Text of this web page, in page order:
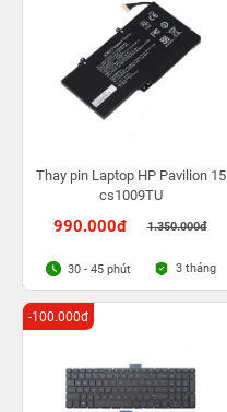
Thay pin Laptop HP Pavilion 15
cs1009TU
990.000đ 1.350.000đ
30 - 45 phút 3 tháng
-100.000đ